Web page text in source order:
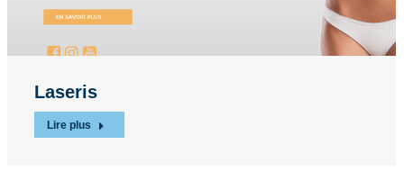
Laseris
Lire plus